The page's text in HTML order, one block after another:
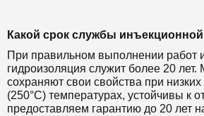
Какой срок службы
При правильном выполнении работ
гидроизоляция служит более 20
сохраняют свои свойства при
(250°C) температурах, устойчивы к
предоставляем гарантию до 20 лет